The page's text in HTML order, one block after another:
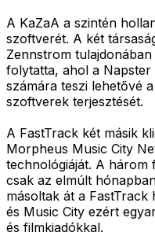
A KaZaA a szintén
szoftverét. A két
Zennstrom
folytatta, ahol a
számára teszi lehetővé
szoftverek terjesztését.
A FastTrack két másik
Morpheus Music City
technológiáját. A három
csak az elmúlt
másoltak át a
és Music City ezért
és filmkiadókkal.